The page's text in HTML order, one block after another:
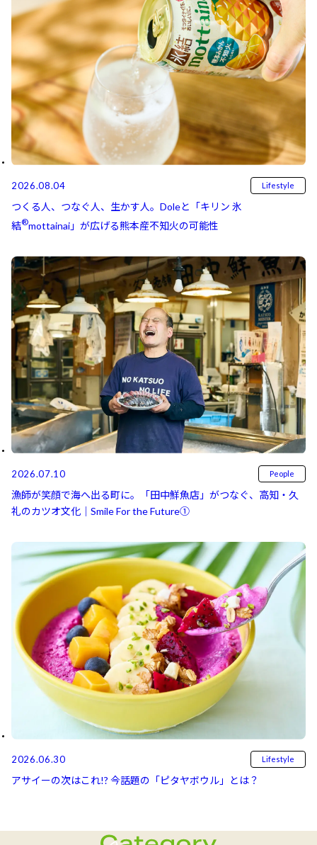
2026.08.04 Lifestyle
つくる人、つなぐ人、生かす人。Doleと「キリン 氷
結⁠⁠®mottainai」が広げる熊本産不知火の可能性
2026.07.10 People
漁師が笑顔で海へ出る町に。「田中鮮魚店」がつなぐ、高知・久
礼のカツオ文化｜Smile For the Future①
2026.06.30 Lifestyle
アサイーの次はこれ!? 今話題の「ピタヤボウル」とは？